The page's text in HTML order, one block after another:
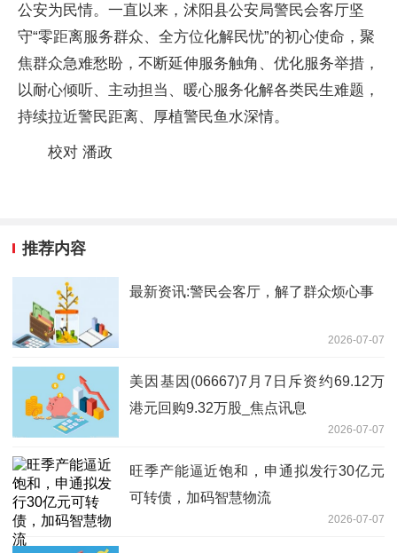
公安为民情。一直以来，沭阳县公安局警民会客厅坚
守“零距离服务群众、全方位化解民忧”的初心使命，聚
焦群众急难愁盼，不断延伸服务触角、优化服务举措，
以耐心倾听、主动担当、暖心服务化解各类民生难题，
持续拉近警民距离、厚植警民鱼水深情。
校对 潘政
推荐内容
最新资讯:警民会客厅，解了群众烦心事
2026-07-07
美因基因(06667)7月7日斥资约69.12万
港元回购9.32万股_焦点讯息
2026-07-07
旺季产能逼近饱和，申通拟发行30亿元
可转债，加码智慧物流
2026-07-07